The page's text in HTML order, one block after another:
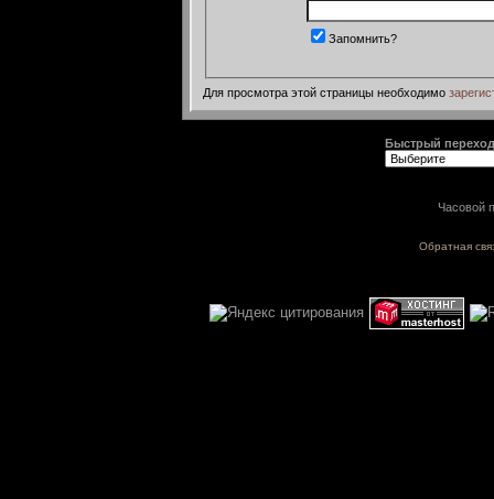
Запомнить?
Для просмотра этой страницы необходимо
Быстрый переход
Часовой
Обратная